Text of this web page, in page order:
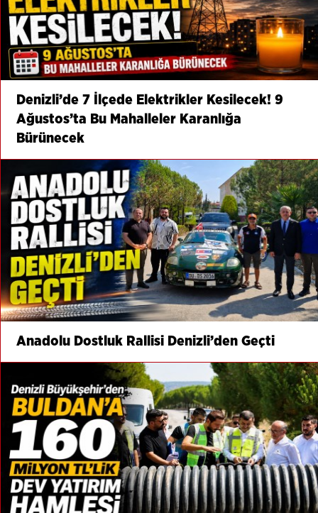
Denizli’de 7 İlçede Elektrikler Kesilecek! 9
Ağustos’ta Bu Mahalleler Karanlığa
Bürünecek
Anadolu Dostluk Rallisi Denizli’den Geçti